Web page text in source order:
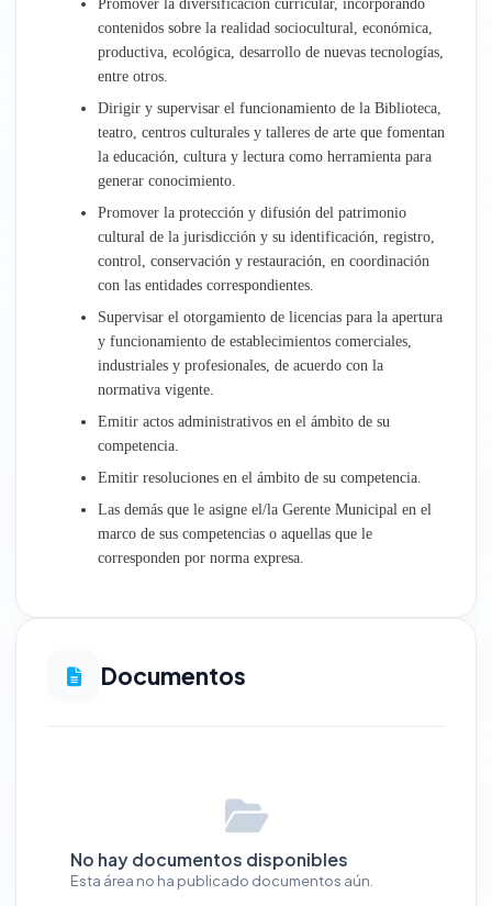
Promover la diversificación curricular, incorporando
contenidos sobre la realidad sociocultural, económica,
productiva, ecológica, desarrollo de nuevas tecnologías,
entre otros.
Dirigir y supervisar el funcionamiento de la Biblioteca,
teatro, centros culturales y talleres de arte que fomentan
la educación, cultura y lectura como herramienta para
generar conocimiento.
Promover la protección y difusión del patrimonio
cultural de la jurisdicción y su identificación, registro,
control, conservación y restauración, en coordinación
con las entidades correspondientes.
Supervisar el otorgamiento de licencias para la apertura
y funcionamiento de establecimientos comerciales,
industriales y profesionales, de acuerdo con la
normativa vigente.
Emitir actos administrativos en el ámbito de su
competencia.
Emitir resoluciones en el ámbito de su competencia.
Las demás que le asigne el/la Gerente Municipal en el
marco de sus competencias o aquellas que le
corresponden por norma expresa.
Documentos
No hay documentos disponibles
Esta área no ha publicado documentos aún.